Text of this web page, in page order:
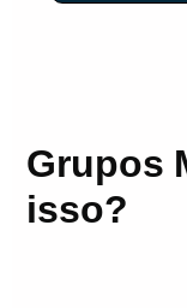
Grupos
isso?